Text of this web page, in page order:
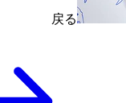
戻る